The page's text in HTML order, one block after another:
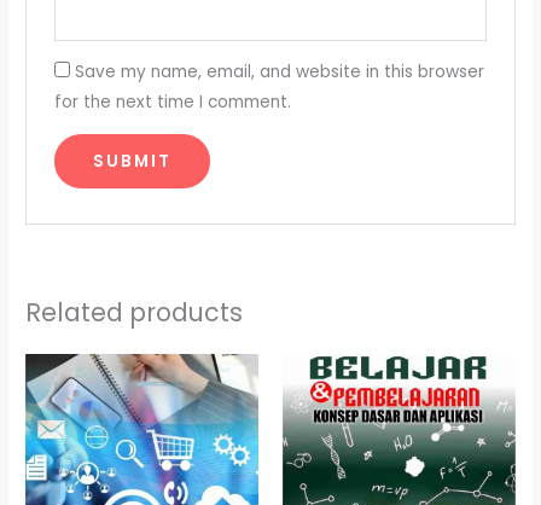
Save my name, email, and website in this browser
for the next time I comment.
Related products